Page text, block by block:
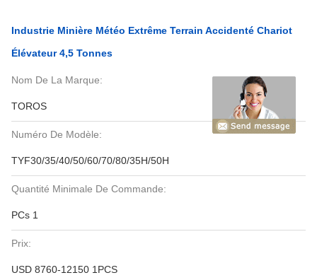
Industrie Minière Météo Extrême Terrain Accidenté Chariot
Élévateur 4,5 Tonnes
Nom De La Marque:
TOROS
Numéro De Modèle:
TYF30/35/40/50/60/70/80/35H/50H
Quantité Minimale De Commande:
PCs 1
Prix:
USD 8760-12150 1PCS